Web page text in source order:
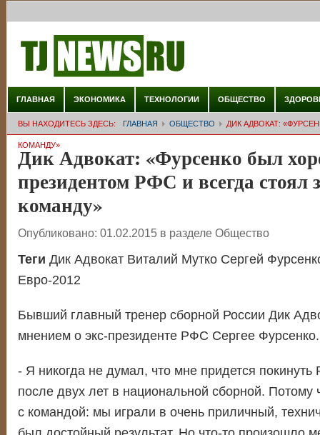
ГЛАВНАЯ ЭКОНОМИКА ТЕХНОЛОГИИ ОБЩЕСТВО
ВЫ НАХОДИТЕСЬ ЗДЕСЬ: ГЛАВНАЯ ОБЩЕСТВО ДИК АДВОКАТ:
КОМАНДУ»
Дик Адвокат: «Фурсенко был
президентом РФС и всегда стоял
команду»
Опубликовано: 01.02.2015 в разделе Общество
Теги Дик Адвокат Виталий Мутко Сергей
Евро-2012
Бывший главный тренер сборной России Дик
мнением о экс-президенте РФС Сергее Фурсенко.
- Я никогда не думал, что мне придется
после двух лет в национальной сборной.
с командой: мы играли в очень приличный,